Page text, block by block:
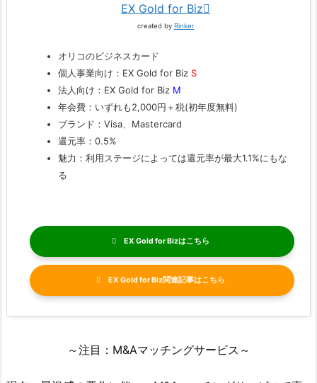
EX Gold for Biz
created by Rinker
オリコのビジネスカード
個人事業向け：EX Gold for Biz S
法人向け：EX Gold for Biz M
年会費：いずれも2,000円＋税(初年度無料)
ブランド：Visa、Mastercard
還元率：0.5%
魅力：利用ステージによっては還元率が最大1.1%にもな
る
EX Gold for Biz
EX Gold for Biz関連記事
～注目：M&Aマッチングサービス～